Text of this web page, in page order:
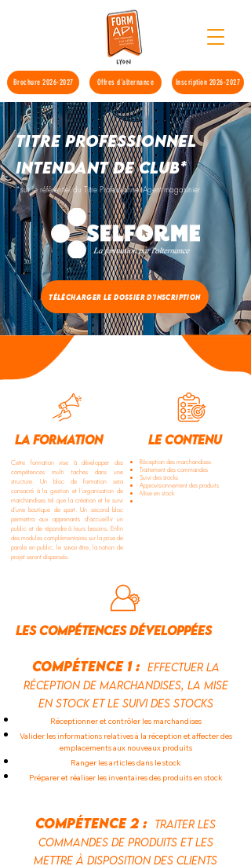
Brochure 2026-2027 Inscription 2026-2027
Offres d'alternance
Titre Professionnel
intendant de club*
*sur le référentiel du Titre Professionnel Agent magasinier
Télécharger le dossier d'inscription
la formation le contenu
Cette formation vise à développer des
compétences multi taches dans une
structure. Un bloc de formation sera
consacré à la gestion et l’organisation de
marchandises tel que la création et le suivi
d’une boutique de sport. Un second bloc
permettra aux apprenants d’accueillir un
public et de répondre à leurs besoins. Enfin
des modules complémentaires sur la prise de
parole en public, le savoir être, la notion de
projet seront dispensés.
Réception des marchandises
Traitement des commandes
Suivi des stocks
Approvisionnement des produits
Mise en stock
les compétences développées
compétence 1 : Effectuer la
réception de marchandises, la mise
en stock et le suivi des stocks
Réceptionner et contrôler les marchandises
Valider les informations relatives à la réception et affecter des
emplacements aux nouveaux produits
Ranger les articles dans le stock
Préparer et réaliser les inventaires des produits en stock
compétence 2 : Traiter les
commandes de produits et les
mettre à disposition des clients